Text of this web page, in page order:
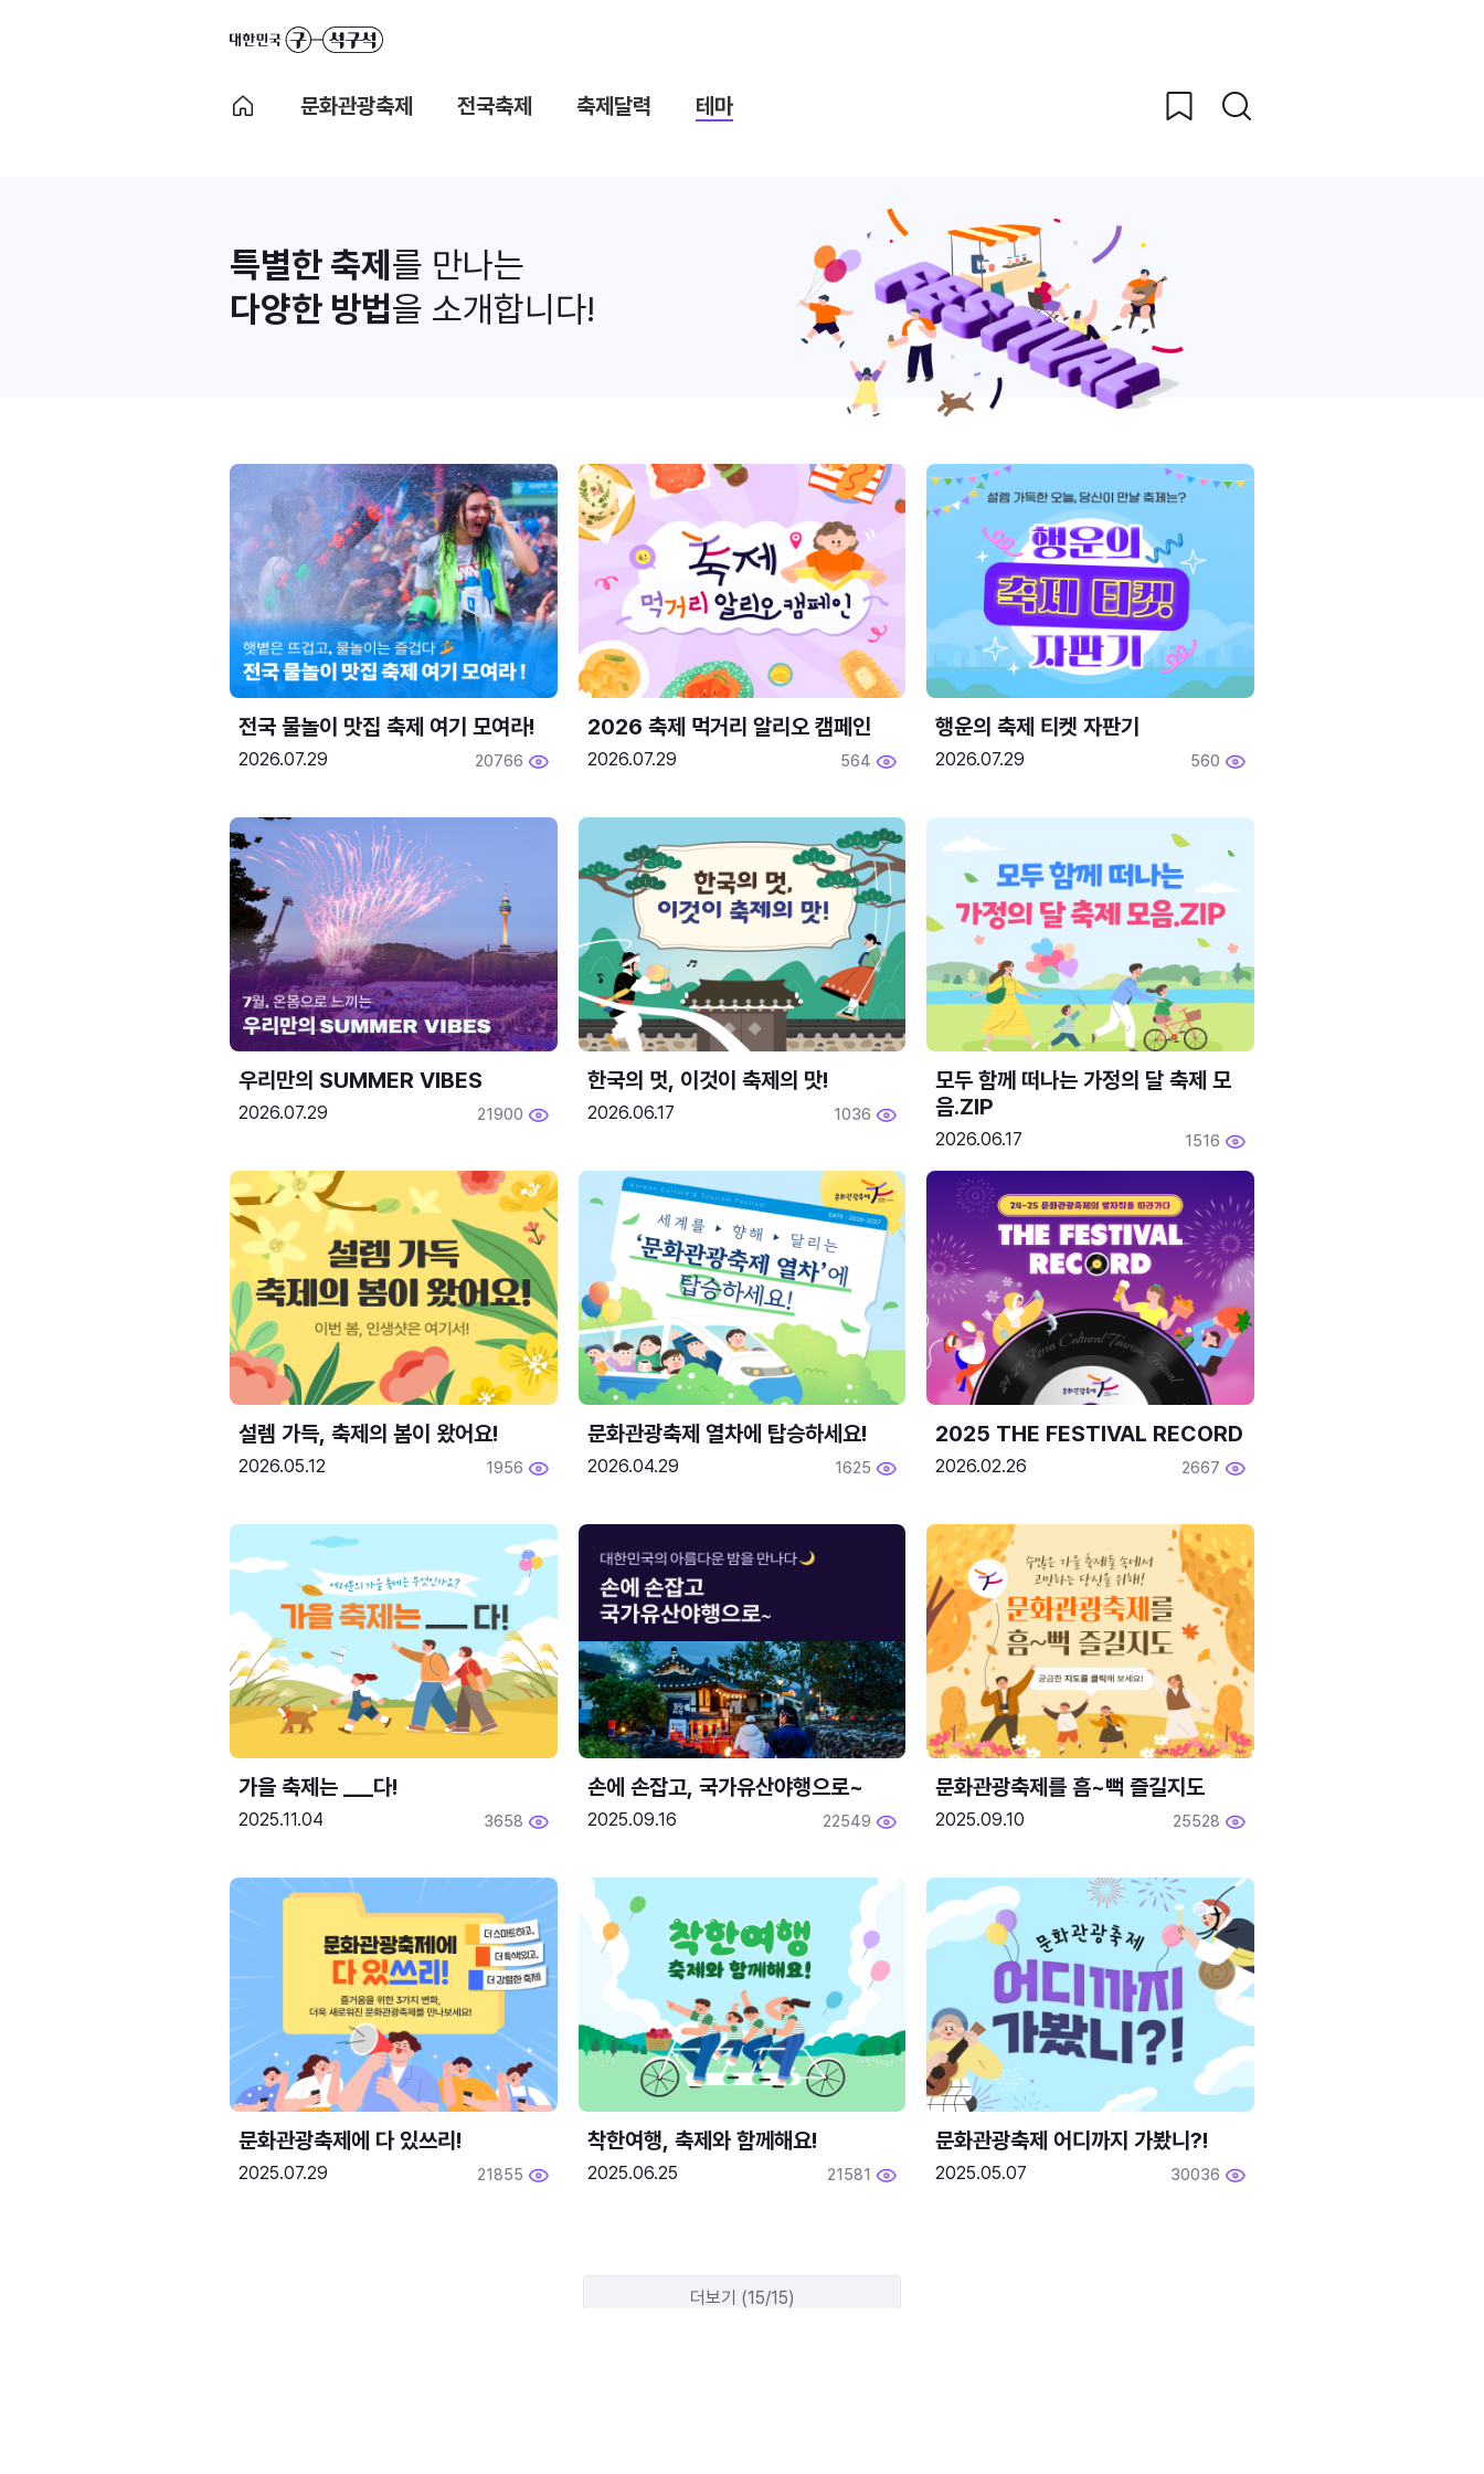
문화관광축제 전국축제 축제달력 테마
특별한 축제 를 만나는
다양한 방법을 소개합니다!
전국 물놀이 맛집 축제 여기 모여라!
2026.07.29 20766
2026 축제 먹거리 알리오 캠페인
2026.07.29 564
행운의 축제 티켓 자판기
2026.07.29 560
우리만의 SUMMER VIBES
2026.07.29 21900
한국의 멋, 이것이 축제의 맛!
2026.06.17 1036
모두 함께 떠나는 가정의 달 축제 모
음.ZIP
2026.06.17 1516
설렘 가득, 축제의 봄이 왔어요!
2026.05.12 1956
문화관광축제 열차에 탑승하세요!
2026.04.29 1625
2025 THE FESTIVAL RECORD
2026.02.26 2667
2025.11.04 3658
손에 손잡고, 국가유산야행으로~
2025.09.16 22549
문화관광축제를 흠~뻑 즐길지도
2025.09.10 25528
문화관광축제에 다 있쓰리!
2025.07.29 21855
착한여행, 축제와 함께해요!
2025.06.25 21581
문화관광축제 어디까지 가봤니?!
2025.05.07 30036
더보기 (15/15)